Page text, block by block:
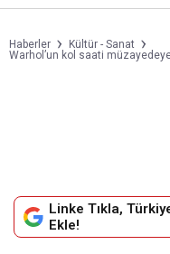
Haberler
Kültür - Sanat
Warhol’un kol saati
Linke Tıkla,
Ekle!